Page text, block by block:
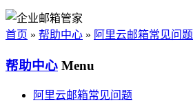
首页 » 帮助中心 » 阿里云邮箱常见问题
帮助中心 Menu
阿里云邮箱常见问题